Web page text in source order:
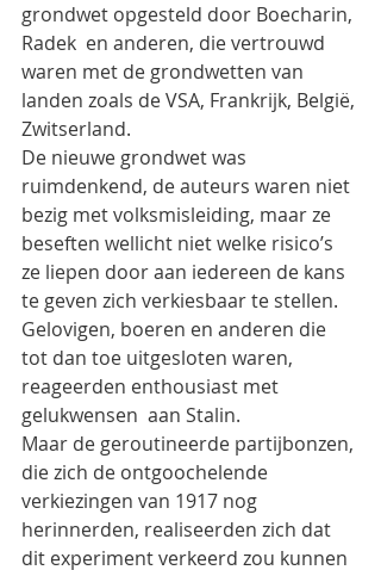
grondwet opgesteld door Boecharin,
Radek  en anderen, die vertrouwd
waren met de grondwetten van
landen zoals de VSA, Frankrijk, België,
Zwitserland.
De nieuwe grondwet was
ruimdenkend, de auteurs waren niet
bezig met volksmisleiding, maar ze
beseften wellicht niet welke risico’s
ze liepen door aan iedereen de kans
te geven zich verkiesbaar te stellen.
Gelovigen, boeren en anderen die
tot dan toe uitgesloten waren,
reageerden enthousiast met
gelukwensen  aan Stalin.
Maar de geroutineerde partijbonzen,
die zich de ontgoochelende
verkiezingen van 1917 nog
herinnerden, realiseerden zich dat
dit experiment verkeerd zou kunnen